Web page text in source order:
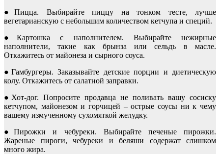
●Пицца. Выбирайте пиццу на тонком тесте, лучше
вегетарианскую с небольшим количеством кетчупа и специй.
●Картошка с наполнителем. Выбирайте нежирные
наполнители, такие как брынза или сельдь в масле.
Откажитесь от майонеза и сырного соуса.
●Гамбургеры. Заказывайте детские порции и диетическую
колу. Откажитесь от салатной заправки.
●Хот-дог. Попросите продавца не поливать вашу сосиску
кетчупом, майонезом и горчицей – острые соусы ни к чему
вашему измученному сухомяткой желудку.
●Пирожки и чебуреки. Выбирайте печеные пирожки.
Жареные пироги, чебуреки и беляши содержат слишком
много жира.